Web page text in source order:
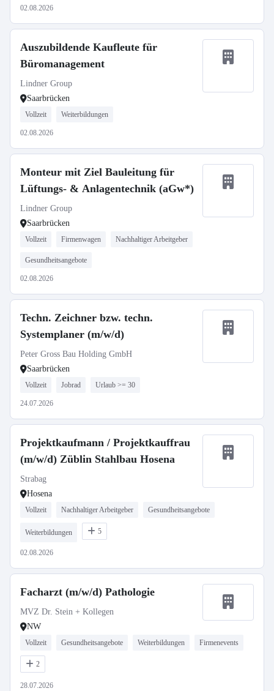
02.08.2026
Auszubildende Kaufleute für
Büromanagement
Lindner Group
Saarbrücken
Vollzeit Weiterbildungen
02.08.2026
Monteur mit Ziel Bauleitung für
Lüftungs- & Anlagentechnik (aGw*)
Lindner Group
Saarbrücken
Vollzeit Firmenwagen Nachhaltiger Arbeitgeber
Gesundheitsangebote
02.08.2026
Techn. Zeichner bzw. techn.
Systemplaner (m/w/d)
Peter Gross Bau Holding GmbH
Saarbrücken
Vollzeit Jobrad Urlaub >= 30
24.07.2026
Projektkaufmann / Projektkauffrau
(m/w/d) Züblin Stahlbau Hosena
Strabag
Hosena
Vollzeit Nachhaltiger Arbeitgeber Gesundheitsangebote
Weiterbildungen 5
02.08.2026
Facharzt (m/w/d) Pathologie
MVZ Dr. Stein + Kollegen
NW
Vollzeit Gesundheitsangebote Weiterbildungen Firmenevents
2
28.07.2026